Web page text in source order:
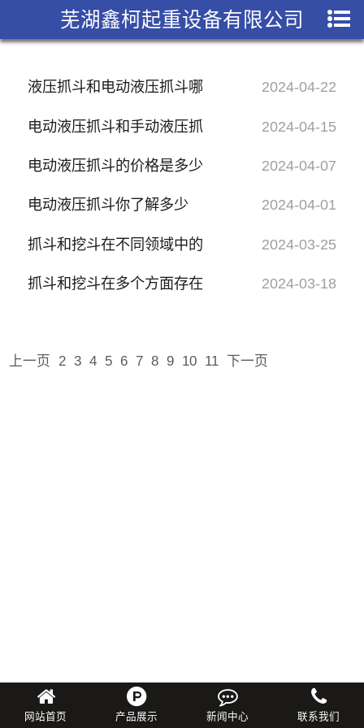
芜湖鑫柯起重设备有限公司
2024-04-22
液压抓斗和电动液压抓斗哪
个更安全 2024-04-15
电动液压抓斗和手动液压抓
斗的区别 2024-04-07
电动液压抓斗的价格是多少
2024-04-01
电动液压抓斗你了解多少
2024-03-25
抓斗和挖斗在不同领域中的
优势 2024-03-18
抓斗和挖斗在多个方面存在
上一页 2 3 4 5 6 7 8 9 10 11 下一页
网站首页 产品展示 新闻中心 联系我们